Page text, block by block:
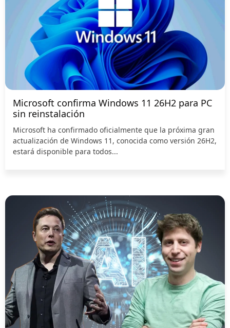
Microsoft confirma Windows 11 26H2 para PC
sin reinstalación
Microsoft ha confirmado oficialmente que la próxima gran
actualización de Windows 11, conocida como versión 26H2,
estará disponible para todos...